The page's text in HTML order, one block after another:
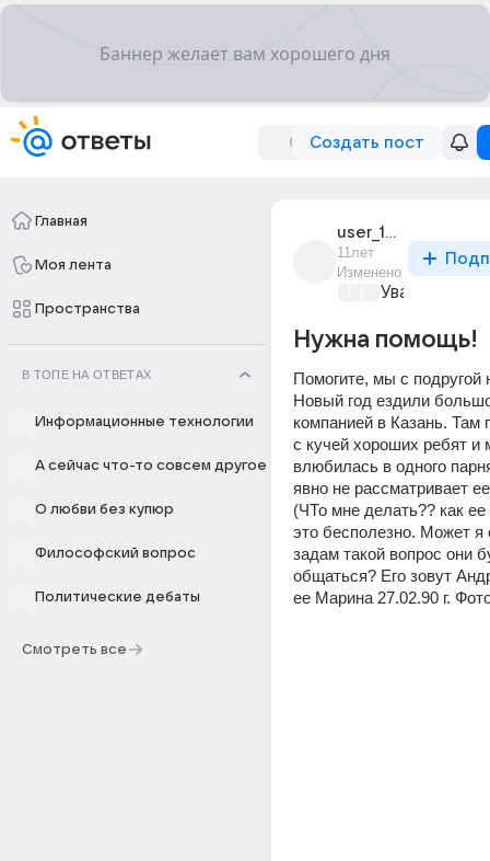
Создать пост
Главная
Моя лента
Пространства
В ТОПЕ НА ОТВЕТАХ
Информационные технологии
А сейчас что-то совсем другое
О любви без купюр
Философский вопрос
Политические дебаты
Смотреть все
user_181089042
11лет
Изменено
Уважаемый
Нужна помощь!
Помогите, мы с подругой
Новый год ездили
компанией в Казань. Там
с кучей хороших ребят и
влюбилась в одного
явно не рассматривает
(ЧТо мне делать?? как ее
это бесполезно. Может
задам такой вопрос они
общаться? Его зовут
ее Марина 27.02.90 г.